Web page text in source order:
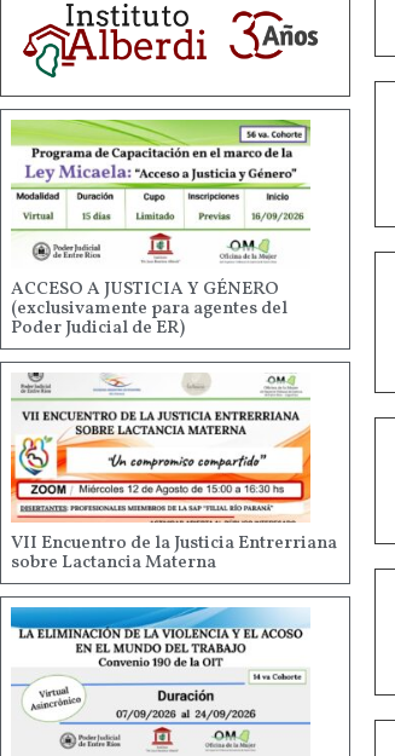
ACCESO A JUSTICIA Y GÉNERO
(exclusivamente para agentes del
Poder Judicial de ER)
VII Encuentro de la Justicia Entrerriana
sobre Lactancia Materna